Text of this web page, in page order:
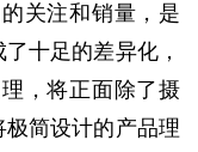
关注和销量，是
十足的差异化，
，将正面除了摄
简设计的产品理